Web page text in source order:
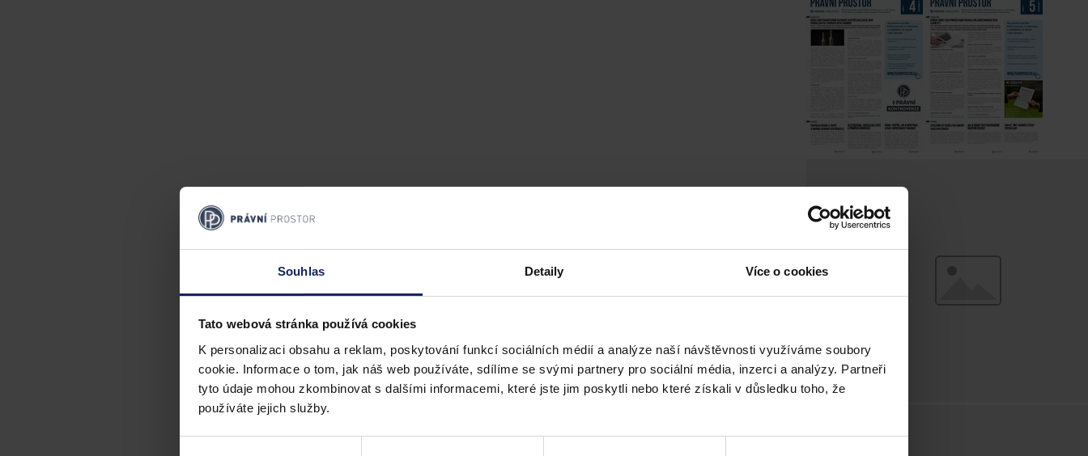
Souhlas Detaily Více o cookies
Tato webová stránka používá cookies
K personalizaci obsahu a reklam, poskytování funkcí sociálních médií a analýze naší návštěvnosti využíváme soubory
cookie. Informace o tom, jak náš web používáte, sdílíme se svými partnery pro sociální média, inzerci a analýzy. Partneři
tyto údaje mohou zkombinovat s dalšími informacemi, které jste jim poskytli nebo které získali v důsledku toho, že
používáte jejich služby.